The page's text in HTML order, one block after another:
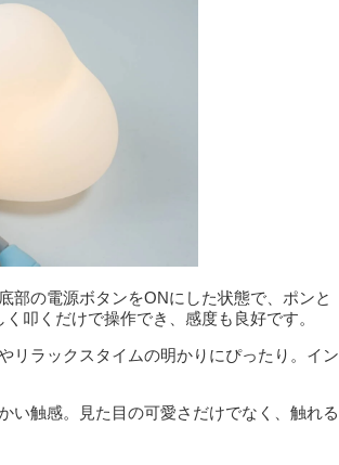
部の電源ボタンをONにした状態で、ポンと
叩くだけで操作でき、感度も良好です。
リラックスタイムの明かりにぴったり。イン
い触感。見た目の可愛さだけでなく、触れる